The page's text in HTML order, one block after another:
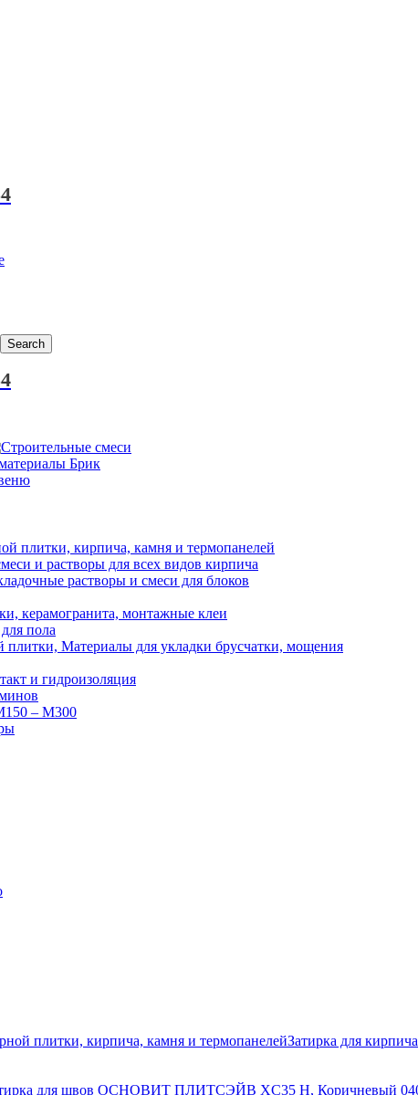
Search
плитки, кирпича, камня и термопанелей
и растворы для всех видов кирпича
растворы и смеси для блоков
керамогранита, монтажные клеи
пола
плитки, Материалы для укладки брусчатки, мощения
и гидроизоляция
– М300
плитки, кирпича, камня и термопанелейЗатирка для кирпича